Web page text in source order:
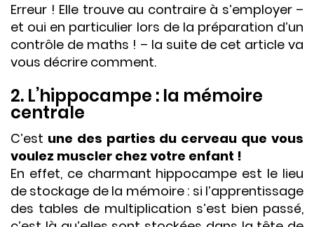
Erreur ! Elle trouve au contraire à s’employer –
et oui en particulier lors de la préparation d’un
contrôle de maths ! – la suite de cet article va
vous décrire comment.
2. L’hippocampe : la mémoire
centrale
C’est une des parties du cerveau que vous
voulez muscler chez votre enfant !
En effet, ce charmant hippocampe est le lieu
de stockage de la mémoire : si l’apprentissage
des tables de multiplication s’est bien passé,